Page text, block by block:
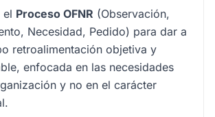
el Proceso OFNR (Observación,
Necesidad, Pedido) para dar a
retroalimentación objetiva y
enfocada en las necesidades
y no en el carácter